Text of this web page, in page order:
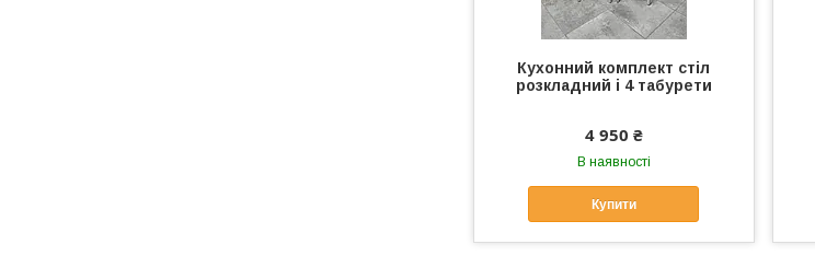
Кухонний комплект стіл
розкладний і 4 табурети
4 950 ₴
В наявності
Купити